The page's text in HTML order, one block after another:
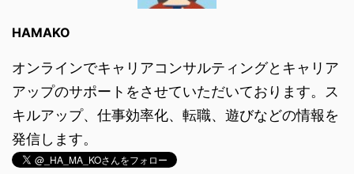
HAMAKO
オンラインでキャリアコンサルティングとキャリア
アップのサポートをさせていただいております。ス
キルアップ、仕事効率化、転職、遊びなどの情報を
発信します。